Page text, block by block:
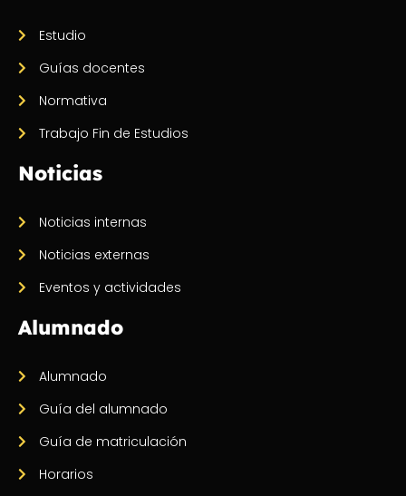
Estudio
Guías docentes
Normativa
Trabajo Fin de Estudios
Noticias
Noticias internas
Noticias externas
Eventos y actividades
Alumnado
Alumnado
Guía del alumnado
Guía de matriculación
Horarios